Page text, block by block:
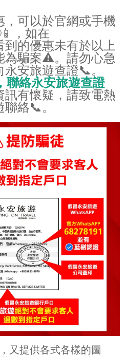
可以於官網或手機
，如在
的優惠未有於以上
為騙案⚠️。請勿心急
安旅遊查證📞。
聯絡永安旅遊查證
有懷疑，請致電熱
絡📞。
又提供各式各樣的圖